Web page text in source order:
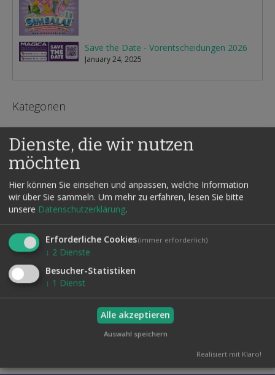
Save the Date - Vorentscheidungen 2026
January 24, 2025
Kategorien
Seminare
News
Termine
Monatliches Archiv
June , 2026 (1)
May , 2026 (1)
January , 2025 (1)
Dienste, die wir nutzen
möchten
Hier können Sie einsehen und anpassen, welche Information
wir über Sie sammeln. Um mehr zu erfahren, lesen Sie bitte
unsere Datenschutzerklärung.
Erforderliche Cookies(immer erforderlich)
↓ 2 Dienste
Besucher-Statistiken
↓ 1 Dienst
Alle akzeptieren
Auswahl speichern
Realisiert mit Klaro!